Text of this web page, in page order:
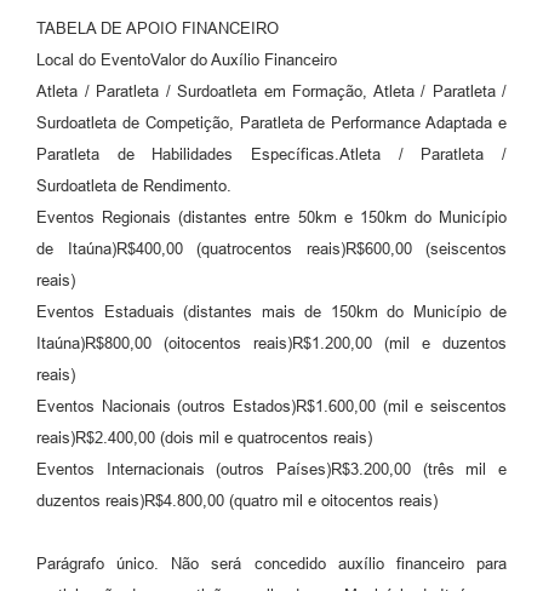
TABELA DE APOIO FINANCEIRO
Local do EventoValor do Auxílio Financeiro
Atleta / Paratleta / Surdoatleta em Formação, Atleta / Paratleta /
Surdoatleta de Competição, Paratleta de Performance Adaptada e
Paratleta de Habilidades Específicas.Atleta / Paratleta /
Surdoatleta de Rendimento.
Eventos Regionais (distantes entre 50km e 150km do Município
de Itaúna)R$400,00 (quatrocentos reais)R$600,00 (seiscentos
reais)
Eventos Estaduais (distantes mais de 150km do Município de
Itaúna)R$800,00 (oitocentos reais)R$1.200,00 (mil e duzentos
reais)
Eventos Nacionais (outros Estados)R$1.600,00 (mil e seiscentos
reais)R$2.400,00 (dois mil e quatrocentos reais)
Eventos Internacionais (outros Países)R$3.200,00 (três mil e
duzentos reais)R$4.800,00 (quatro mil e oitocentos reais)
Parágrafo único. Não será concedido auxílio financeiro para